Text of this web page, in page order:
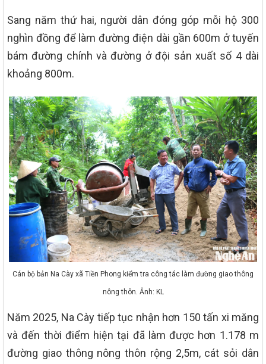
Sang năm thứ hai, người dân đóng góp mỗi hộ 300
nghìn đồng để làm đường điện dài gần 600m ở tuyến
bám đường chính và đường ở đội sản xuất số 4 dài
khoảng 800m.
Cán bộ bản Na Cày xã Tiền Phong kiểm tra công tác làm đường giao thông
nông thôn. Ảnh: KL
Năm 2025, Na Cày tiếp tục nhận hơn 150 tấn xi măng
và đến thời điểm hiện tại đã làm được hơn 1.178 m
đường giao thông nông thôn rộng 2,5m, cát sỏi dân